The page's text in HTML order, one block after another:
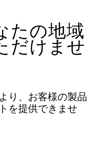
たの地域
だけませ
り、お客様の製品
を提供できませ